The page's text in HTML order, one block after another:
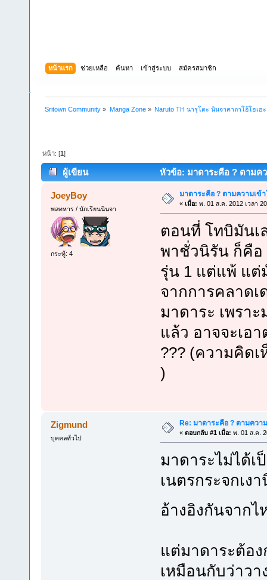
หน้าแรก ช่วยเหลือ ค้นหา เข้าสู่ระบบ สมัครสมาชิก
Sritown Community » Manga Zone» Naruto TH นารุโตะ นินจาคาถาโอ้โฮเฮ
หน้า: [1]
ผู้เขียน หัวข้อ: มาดาระคือ ? ตามค
JoeyBoy
พลทหาร / นักเรียนนินจา
กระทู้: 4
มาดาระคือ ? ตามความเข้า
« เมื่อ: พ. 01 ส.ค. 2012 เวลา
ตอนที่ โทบิมันเ
พาชั่วนิรัน ก็คือ
รุ่น 1 แต่แพ้ แ
จากการคลาด
มาดาระ เพรา
แล้ว อาจจะเอ
??? (ความคิดเ
)
Zigmund
บุคคลทั่วไป
Re: มาดาระคือ ? ตามควา
« ตอบกลับ #1 เมื่อ: พ. 01 ส.ค.
มาดาระไม่ได้เ
เนตรกระจกเง
อ้างอิงกันจาก
แต่มาดาระต้อ
เหมือนกับว่าว